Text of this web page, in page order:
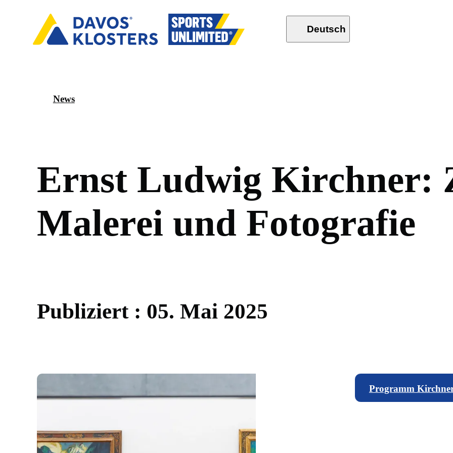
Deutsch
News
Ernst Ludwig Kirchner:
Malerei und Fotografie
Publiziert : 05. Mai 2025
Programm